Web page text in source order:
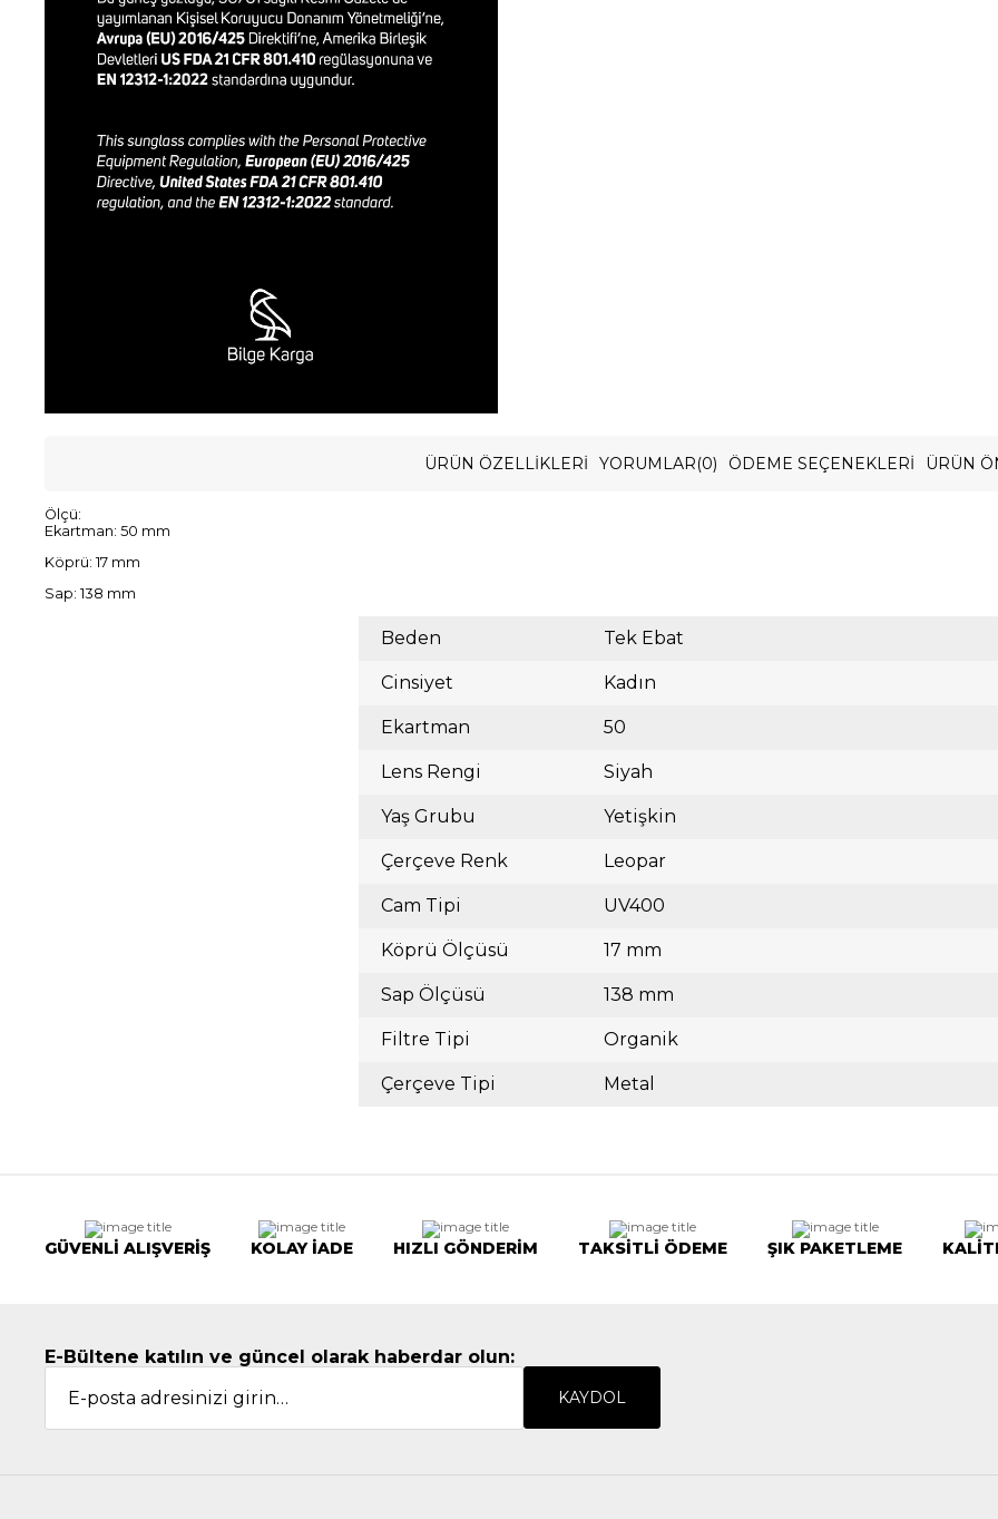
ÜRÜN ÖZELLIKLERI YORUMLAR(0) ÖDEME SEÇENEKLERI ÜRÜN
Ölçü:
Ekartman: 50 mm
Köprü: 17 mm
Sap: 138 mm
Beden Tek Ebat
Cinsiyet Kadın
Ekartman 50
Lens Rengi Siyah
Yaş Grubu Yetişkin
Çerçeve Renk Leopar
Cam Tipi UV400
Köprü Ölçüsü 17 mm
Sap Ölçüsü 138 mm
Filtre Tipi Organik
Çerçeve Tipi Metal
GÜVENLİ ALIŞVERİŞ KOLAY İADE HIZLI GÖNDERİM TAKSİTLİ ÖDEME ŞIK PAKETLEME
E-Bültene katılın ve güncel olarak haberdar olun:
KAYDOL